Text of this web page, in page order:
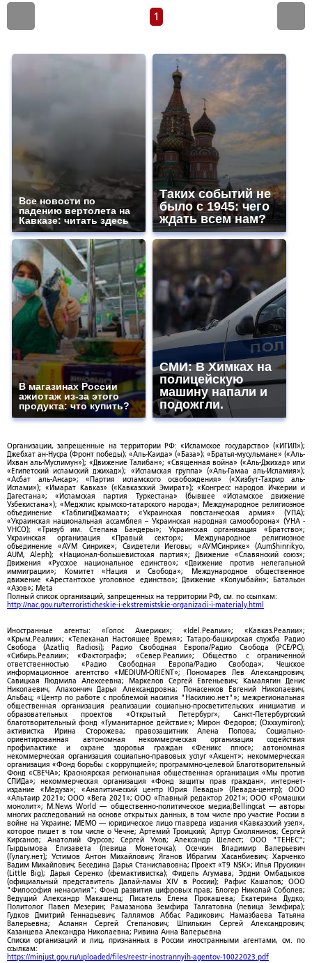
1
Все новости по
падению вертолета на
Кавказе: читать здесь
Таких событий не
было с 1945: чего
ждать всем нам?
В магазинах России
ажиотаж из-за этого
продукта: что купить?
СМИ: В Химках на
полицейскую
машину напали и
подожгли.
Организации, запрещенные на территории РФ: «Исламское государство» («ИГИЛ»);
Джебхат ан-Нусра (Фронт победы); «Аль-Каида» («База»); «Братья-мусульмане» («Аль-
Ихван аль-Муслимун»); «Движение Талибан»; «Священная война» («Аль-Джихад» или
«Египетский исламский джихад»); «Исламская группа» («Аль-Гамаа аль-Исламия»);
«Асбат аль-Ансар»; «Партия исламского освобождения» («Хизбут-Тахрир аль-
Ислами»); «Имарат Кавказ» («Кавказский Эмират»); «Конгресс народов Ичкерии и
Дагестана»; «Исламская партия Туркестана» (бывшее «Исламское движение
Узбекистана»); «Меджлис крымско-татарского народа»; Международное религиозное
объединение «ТаблигиДжамаат»; «Украинская повстанческая армия» (УПА);
«Украинская национальная ассамблея – Украинская народная самооборона» (УНА -
УНСО); «Тризуб им. Степана Бандеры»; Украинская организация «Братство»;
Украинская организация «Правый сектор»; Международное религиозное
объединение «АУМ Синрике»; Свидетели Иеговы; «АУМСинрике» (AumShinrikyo,
AUM, Aleph); «Национал-большевистская партия»; Движение «Славянский союз»;
Движения «Русское национальное единство»; «Движение против нелегальной
иммиграции»; Комитет «Нация и Свобода»; Международное общественное
движение «Арестантское уголовное единство»; Движение «Колумбайн»; Батальон
«Азов»; Meta
Полный список организаций, запрещенных на территории РФ, см. по ссылкам:
http://nac.gov.ru/terroristicheskie-i-ekstremistskie-organizacii-i-materialy.html
Иностранные агенты: «Голос Америки»; «Idel.Реалии»; «Кавказ.Реалии»;
«Крым.Реалии»; «Телеканал Настоящее Время»; Татаро-башкирская служба Радио
Свобода (Azatliq Radiosi); Радио Свободная Европа/Радио Свобода (PCE/PC);
«Сибирь.Реалии»; «Фактограф»; «Север.Реалии»; Общество с ограниченной
ответственностью «Радио Свободная Европа/Радио Свобода»; Чешское
информационное агентство «MEDIUM-ORIENT»; Пономарев Лев Александрович;
Савицкая Людмила Алексеевна; Маркелов Сергей Евгеньевич; Камалягин Денис
Николаевич; Апахончич Дарья Александровна; Понасенков Евгений Николаевич;
Альбац; «Центр по работе с проблемой насилия "Насилию.нет"»; межрегиональная
общественная организация реализации социально-просветительских инициатив и
образовательных проектов «Открытый Петербург»; Санкт-Петербургский
благотворительный фонд «Гуманитарное действие»; Мирон Федоров; (Oxxxymiron);
активистка Ирина Сторожева; правозащитник Алена Попова; Социально-
ориентированная автономная некоммерческая организация содействия
профилактике и охране здоровья граждан «Феникс плюс»; автономная
некоммерческая организация социально-правовых услуг «Акцент»; некоммерческая
организация «Фонд борьбы с коррупцией»; программно-целевой Благотворительный
Фонд «СВЕЧА»; Красноярская региональная общественная организация «Мы против
СПИДа»; некоммерческая организация «Фонд защиты прав граждан»; интернет-
издание «Медуза»; «Аналитический центр Юрия Левады» (Левада-центр); ООО
«Альтаир 2021»; ООО «Вега 2021»; ООО «Главный редактор 2021»; ООО «Ромашки
монолит»; M.News World — общественно-политическое медиа;Bellingcat — авторы
многих расследований на основе открытых данных, в том числе про участие России в
войне на Украине; МЕМО — юридическое лицо главреда издания «Кавказский узел»,
которое пишет в том числе о Чечне; Артемий Троицкий; Артур Смолянинов; Сергей
Кирсанов; Анатолий Фурсов; Сергей Ухов; Александр Шелест; ООО "ТЕНЕС";
Гырдымова Елизавета (певица Монеточка); Осечкин Владимир Валерьевич
(Гулагу.нет); Устимов Антон Михайлович; Яганов Ибрагим Хасанбиевич; Харченко
Вадим Михайлович; Беседина Дарья Станиславовна; Проект «T9 NSK»; Илья Прусикин
(Little Big); Дарья Серенко (фемактивистка); Фидель Агумава; Эрдни Омбадыков
(официальный представитель Далай-ламы XIV в России); Рафис Кашапов; ООО
"Философия ненасилия"; Фонд развития цифровых прав; Блогер Николай Соболев;
Ведущий Александр Макашенц; Писатель Елена Прокашева; Екатерина Дудко;
Политолог Павел Мезерин; Рамазанова Земфира Талгатовна (певица Земфира);
Гудков Дмитрий Геннадьевич; Галлямов Аббас Радикович; Намазбаева Татьяна
Валерьевна; Асланян Сергей Степанович; Шпилькин Сергей Александрович;
Казанцева Александра Николаевна; Ривина Анна Валерьевна
Списки организаций и лиц, признанных в России иностранными агентами, см. по
ссылкам:
https://minjust.gov.ru/uploaded/files/reestr-inostrannyih-agentov-10022023.pdf